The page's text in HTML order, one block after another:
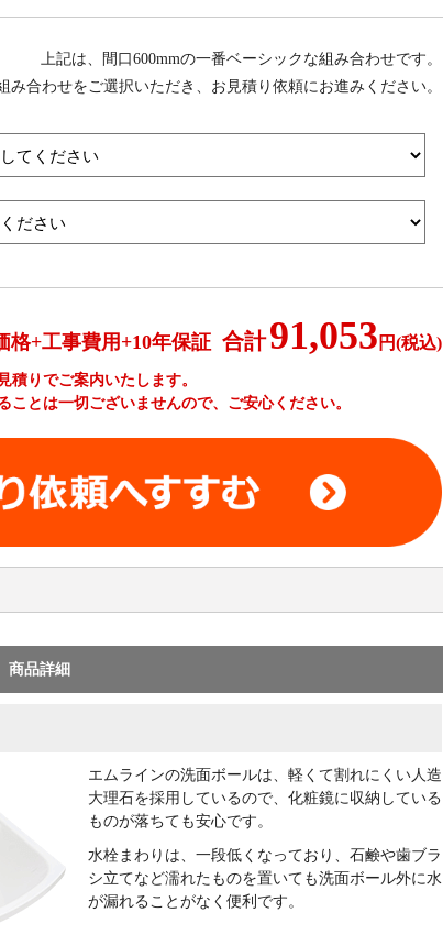
上記は、間口600mmの一番ベーシックな組み合わせです。
み合わせをご選択いただき、お見積り依頼にお進みください。
格+工事費用+10年保証 合計91,053 円(税込)
りでご案内いたします。
とは一切ございませんので、ご安心ください。
商品詳細
エムラインの洗面ボールは、軽くて割れにくい人造
大理石を採用しているので、化粧鏡に収納している
ものが落ちても安心です。
水栓まわりは、一段低くなっており、石鹸や歯ブラ
シ立てなど濡れたものを置いても洗面ボール外に水
が漏れることがなく便利です。